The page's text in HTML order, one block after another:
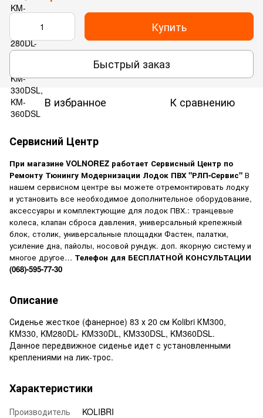
Купить
Быстрый заказ
В избранное К сравнению
Сервисний Центр
При магазине VOLNOREZ работает Сервисный Центр по
Ремонту Тюнингу Модернизации Лодок ПВХ "РЛП-Сервис" В
нашем сервисном центре вы можете отремонтировать лодку
и установить все необходимое дополнительное оборудование,
аксессуары и комплектующие для лодок ПВХ.: транцевые
колеса, клапан сброса давления, универсальный крепежный
блок, столик, универсальные площадки Фастен, палатки,
усиление дна, пайолы, носовой рундук. доп. якорную систему и
многое другое… Телефон для БЕСПЛАТНОЙ КОНСУЛЬТАЦИИ
(068)-595-77-30
Описание
Сиденье жесткое (фанерное) 83 х 20 cм Kolibri КM300,
КM330, KM280DL- KM330DL, KM330DSL, KM360DSL.
Данное передвижное сиденье идет с установленными
креплениями на лик-трос.
Характеристики
Производитель
KOLIBRI